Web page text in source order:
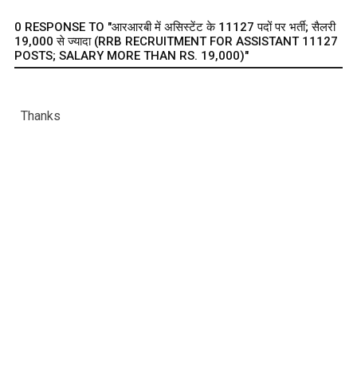
0 RESPONSE TO "आरआरबी में असिस्टेंट के 11127 पदों पर भर्ती; सैलरी
19,000 से ज्यादा (RRB RECRUITMENT FOR ASSISTANT 11127
POSTS; SALARY MORE THAN RS. 19,000)"
Thanks